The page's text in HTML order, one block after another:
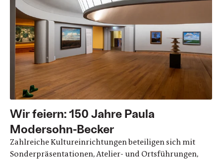
Wir feiern: 150 Jahre Paula
Modersohn-Becker
Zahlreiche Kultureinrichtungen beteiligen sich mit
Sonderpräsentationen, Atelier- und Ortsführungen,